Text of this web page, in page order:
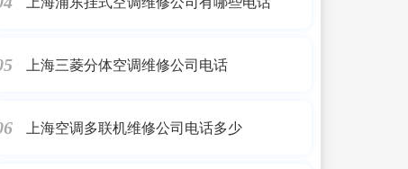
上海三菱分体空调维修公司电话
上海空调多联机维修公司电话多少